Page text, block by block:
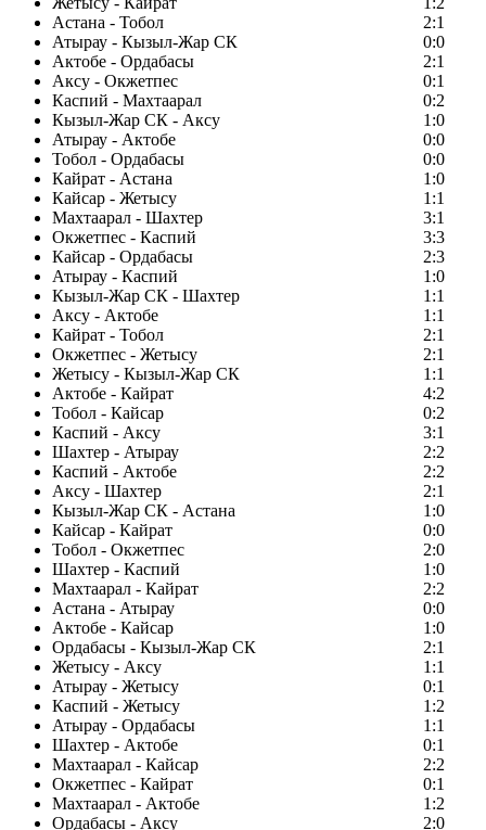
Астана - Тобол
2:1
Атырау - Кызыл-Жар СК
0:0
Актобе - Ордабасы
2:1
Аксу - Окжетпес
0:1
Каспий - Махтаарал
0:2
Кызыл-Жар СК - Аксу
1:0
Атырау - Актобе
0:0
Тобол - Ордабасы
0:0
Кайрат - Астана
1:0
Кайсар - Жетысу
1:1
Махтаарал - Шахтер
3:1
Окжетпес - Каспий
3:3
Кайсар - Ордабасы
2:3
Атырау - Каспий
1:0
Кызыл-Жар СК - Шахтер
1:1
Аксу - Актобе
1:1
Кайрат - Тобол
2:1
Окжетпес - Жетысу
2:1
Жетысу - Кызыл-Жар СК
1:1
Актобе - Кайрат
4:2
Тобол - Кайсар
0:2
Каспий - Аксу
3:1
Шахтер - Атырау
2:2
Каспий - Актобе
2:2
Аксу - Шахтер
2:1
Кызыл-Жар СК - Астана
1:0
Кайсар - Кайрат
0:0
Тобол - Окжетпес
2:0
Шахтер - Каспий
1:0
Махтаарал - Кайрат
2:2
Астана - Атырау
0:0
Актобе - Кайсар
1:0
Ордабасы - Кызыл-Жар СК
2:1
Жетысу - Аксу
1:1
Атырау - Жетысу
0:1
Каспий - Жетысу
1:2
Атырау - Ордабасы
1:1
Шахтер - Актобе
0:1
Махтаарал - Кайсар
2:2
Окжетпес - Кайрат
0:1
Махтаарал - Актобе
1:2
Ордабасы - Аксу
2:0